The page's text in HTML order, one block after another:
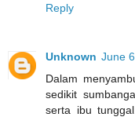
Reply
Unknown June
Dalam
sedikit
serta ibu